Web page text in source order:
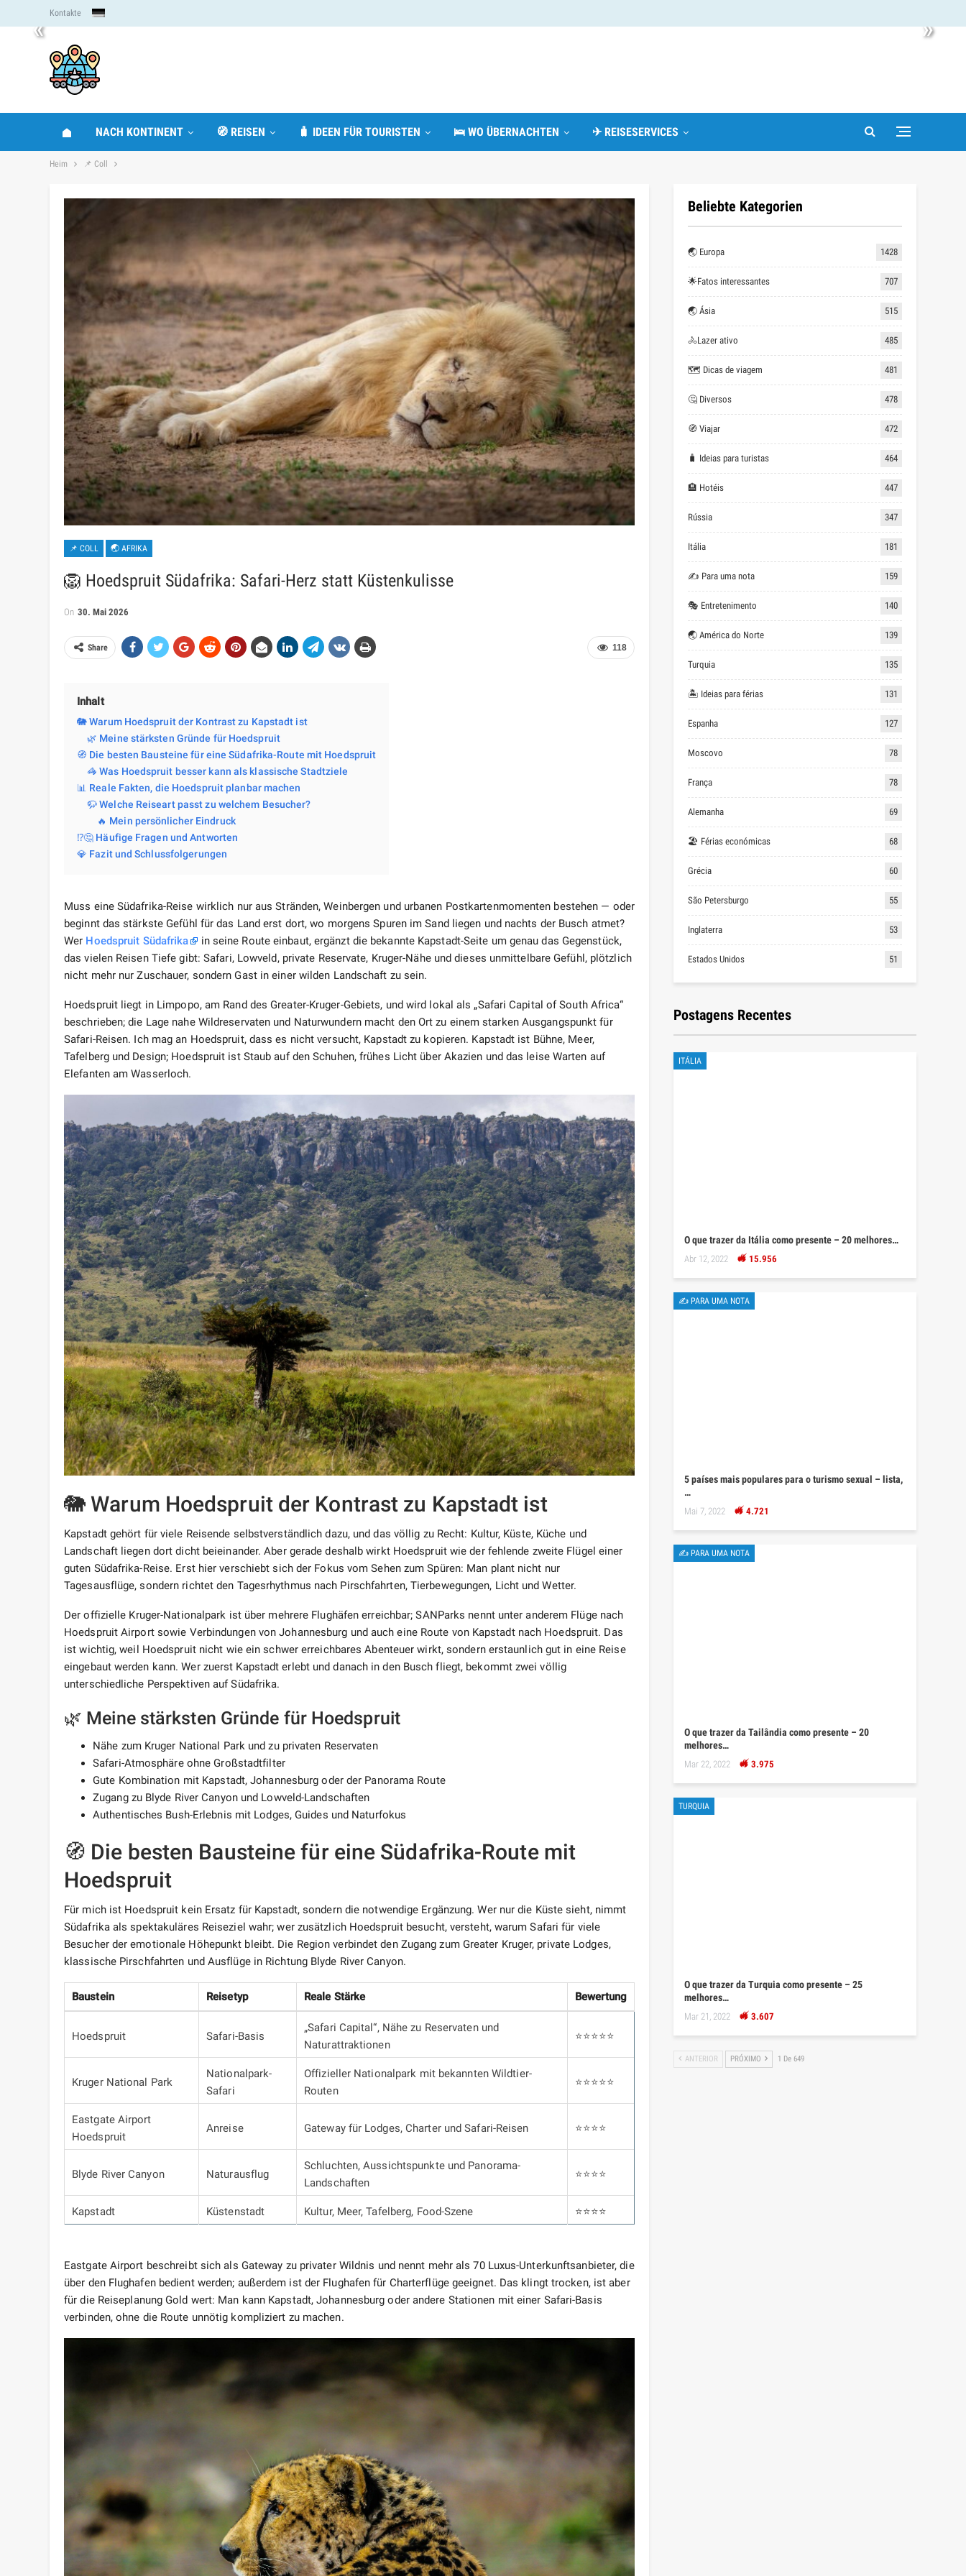
« »
Kontakte
NACH KONTINENT 🧭 REISEN 🧳 IDEEN FÜR TOURISTEN 🛌 WO ÜBERNACHTEN ✈ REISESERVICES
Heim 📌 Coll
📌 COLL 🌏 AFRIKA
🦁 Hoedspruit Südafrika: Safari-Herz statt Küstenkulisse
On 30. Mai 2026
118
Share
Inhalt
🐘 Warum Hoedspruit der Kontrast zu Kapstadt ist
🌿 Meine stärksten Gründe für Hoedspruit
🧭 Die besten Bausteine für eine Südafrika-Route mit Hoedspruit
🦓 Was Hoedspruit besser kann als klassische Stadtziele
📊 Reale Fakten, die Hoedspruit planbar machen
🦬 Welche Reiseart passt zu welchem Besucher?
🔥 Mein persönlicher Eindruck
⁉️🤔 Häufige Fragen und Antworten
💎 Fazit und Schlussfolgerungen
Muss eine Südafrika-Reise wirklich nur aus Stränden, Weinbergen und urbanen Postkartenmomenten bestehen — oder
beginnt das stärkste Gefühl für das Land erst dort, wo morgens Spuren im Sand liegen und nachts der Busch atmet?
Wer Hoedspruit Südafrika
in seine Route einbaut, ergänzt die bekannte Kapstadt-Seite um genau das Gegenstück,
das vielen Reisen Tiefe gibt: Safari, Lowveld, private Reservate, Kruger-Nähe und dieses unmittelbare Gefühl, plötzlich
nicht mehr nur Zuschauer, sondern Gast in einer wilden Landschaft zu sein.
Hoedspruit liegt in Limpopo, am Rand des Greater-Kruger-Gebiets, und wird lokal als „Safari Capital of South Africa“
beschrieben; die Lage nahe Wildreservaten und Naturwundern macht den Ort zu einem starken Ausgangspunkt für
Safari-Reisen. Ich mag an Hoedspruit, dass es nicht versucht, Kapstadt zu kopieren. Kapstadt ist Bühne, Meer,
Tafelberg und Design; Hoedspruit ist Staub auf den Schuhen, frühes Licht über Akazien und das leise Warten auf
Elefanten am Wasserloch.
🐘 Warum Hoedspruit der Kontrast zu Kapstadt ist
Kapstadt gehört für viele Reisende selbstverständlich dazu, und das völlig zu Recht: Kultur, Küste, Küche und
Landschaft liegen dort dicht beieinander. Aber gerade deshalb wirkt Hoedspruit wie der fehlende zweite Flügel einer
guten Südafrika-Reise. Erst hier verschiebt sich der Fokus vom Sehen zum Spüren: Man plant nicht nur
Tagesausflüge, sondern richtet den Tagesrhythmus nach Pirschfahrten, Tierbewegungen, Licht und Wetter.
Der offizielle Kruger-Nationalpark ist über mehrere Flughäfen erreichbar; SANParks nennt unter anderem Flüge nach
Hoedspruit Airport sowie Verbindungen von Johannesburg und auch eine Route von Kapstadt nach Hoedspruit. Das
ist wichtig, weil Hoedspruit nicht wie ein schwer erreichbares Abenteuer wirkt, sondern erstaunlich gut in eine Reise
eingebaut werden kann. Wer zuerst Kapstadt erlebt und danach in den Busch fliegt, bekommt zwei völlig
unterschiedliche Perspektiven auf Südafrika.
🌿 Meine stärksten Gründe für Hoedspruit
Nähe zum Kruger National Park und zu privaten Reservaten
Safari-Atmosphäre ohne Großstadtfilter
Gute Kombination mit Kapstadt, Johannesburg oder der Panorama Route
Zugang zu Blyde River Canyon und Lowveld-Landschaften
Authentisches Bush-Erlebnis mit Lodges, Guides und Naturfokus
🧭 Die besten Bausteine für eine Südafrika-Route mit
Hoedspruit
Für mich ist Hoedspruit kein Ersatz für Kapstadt, sondern die notwendige Ergänzung. Wer nur die Küste sieht, nimmt
Südafrika als spektakuläres Reiseziel wahr; wer zusätzlich Hoedspruit besucht, versteht, warum Safari für viele
Besucher der emotionale Höhepunkt bleibt. Die Region verbindet den Zugang zum Greater Kruger, private Lodges,
klassische Pirschfahrten und Ausflüge in Richtung Blyde River Canyon.
Baustein Reisetyp Reale Stärke Bewertung
Hoedspruit Safari-Basis
„Safari Capital“, Nähe zu Reservaten und
Naturattraktionen
⭐⭐⭐⭐⭐
Kruger National Park
Nationalpark-
Safari
Offizieller Nationalpark mit bekannten Wildtier-
Routen
⭐⭐⭐⭐⭐
Eastgate Airport
Hoedspruit
Anreise Gateway für Lodges, Charter und Safari-Reisen ⭐⭐⭐⭐
Blyde River Canyon Naturausflug
Schluchten, Aussichtspunkte und Panorama-
Landschaften
⭐⭐⭐⭐
Kapstadt Küstenstadt Kultur, Meer, Tafelberg, Food-Szene ⭐⭐⭐⭐
Eastgate Airport beschreibt sich als Gateway zu privater Wildnis und nennt mehr als 70 Luxus-Unterkunftsanbieter, die
über den Flughafen bedient werden; außerdem ist der Flughafen für Charterflüge geeignet. Das klingt trocken, ist aber
für die Reiseplanung Gold wert: Man kann Kapstadt, Johannesburg oder andere Stationen mit einer Safari-Basis
verbinden, ohne die Route unnötig kompliziert zu machen.
Beliebte Kategorien
🌏 Europa 1428
🌟Fatos interessantes 707
🌏 Ásia 515
🚴Lazer ativo 485
🗺 Dicas de viagem 481
🤔 Diversos 478
🧭 Viajar 472
🧳 Ideias para turistas 464
🏨 Hotéis 447
Rússia 347
Itália 181
✍ Para uma nota 159
🎭 Entretenimento 140
🌏 América do Norte 139
Turquia 135
🏝 Ideias para férias 131
Espanha 127
Moscovo 78
França 78
Alemanha 69
🏖 Férias económicas 68
Grécia 60
São Petersburgo 55
Inglaterra 53
Estados Unidos 51
Postagens Recentes
ITÁLIA
O que trazer da Itália como presente – 20 melhores…
Abr 12, 2022 15.956
✍ PARA UMA NOTA
5 países mais populares para o turismo sexual – lista,
…
Mai 7, 2022 4.721
✍ PARA UMA NOTA
O que trazer da Tailândia como presente – 20
melhores…
Mar 22, 2022 3.975
TURQUIA
O que trazer da Turquia como presente – 25
melhores…
Mar 21, 2022 3.607
ANTERIOR PRÓXIMO 1 De 649